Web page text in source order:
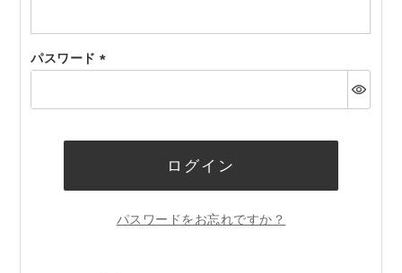
須)
パスワード
須)
ログイン
パスワードをお忘れですか？